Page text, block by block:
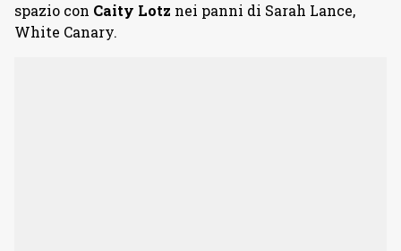
spazio con Caity Lotz nei panni di Sarah Lance,
White Canary.